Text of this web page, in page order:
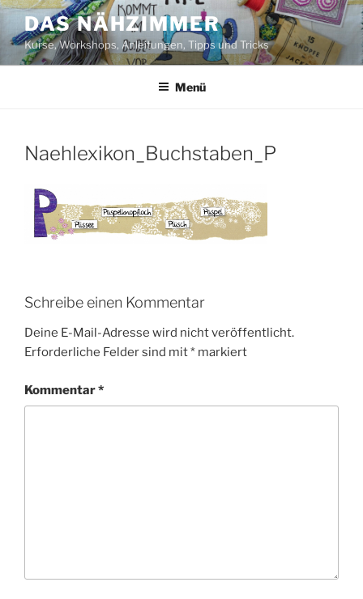
Zum
Inhalt
springen
DAS NÄHZIMMER
Kurse, Workshops, Anleitungen, Tipps und Tricks
Menü
Naehlexikon_Buchstaben_P
Schreibe einen Kommentar
Deine E-Mail-Adresse wird nicht veröffentlicht.
Erforderliche Felder sind mit* markiert
Kommentar*